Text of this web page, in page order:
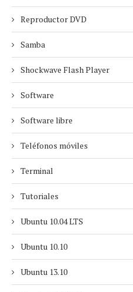
Reproductor DVD
Samba
Shockwave Flash Player
Software
Software libre
Teléfonos móviles
Terminal
Tutoriales
Ubuntu 10.04 LTS
Ubuntu 10.10
Ubuntu 13.10